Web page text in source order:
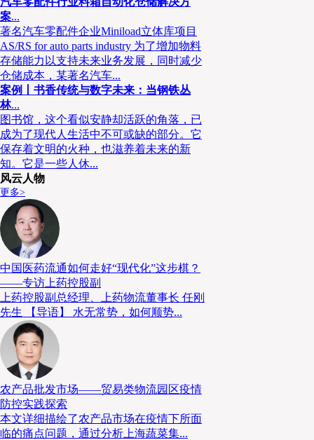
案...
著名汽车零配件企业Miniload立体库项目
AS/RS for auto parts industry 为了增加物料
存储能力以支持未来业务发展，同时减少
仓储成本，某著名汽车...
案例丨书香传统与数字未来：当钢铁丛
林...
图书馆，这个看似安静却活跃的角落，已
成为了现代人生活中不可或缺的部分。它
保存着文明的火种，也滋养着未来的新
知。它是一些人休...
风云人物
更多>
中国医药流通如何走好“现代化”这步棋？
——专访上药控股副
上药控股副总经理、上药物流董事长 任刚
先生 【导语】 水无常势，如何顺势...
农产品批发市场——贸易类物流园区疫情
防控实践探索
本文详细描绘了农产品市场在疫情下所面
临的痛点问题，通过分析上海蔬菜集...